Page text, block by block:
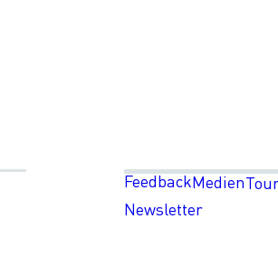
FeedbackMedien
Newsletter